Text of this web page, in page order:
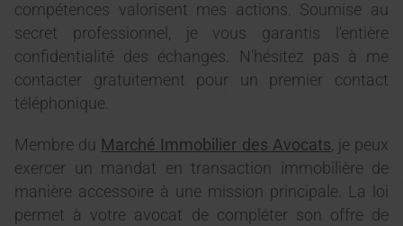
compétences valorisent mes actions. Soumise au
secret professionnel, je vous garantis l'entière
confidentialité des échanges. N'hésitez pas à me
contacter gratuitement pour un premier contact
téléphonique.
Membre du Marché Immobilier des Avocats, je peux
exercer un mandat en transaction immobilière de
manière accessoire à une mission principale. La loi
permet à votre avocat de compléter son offre de